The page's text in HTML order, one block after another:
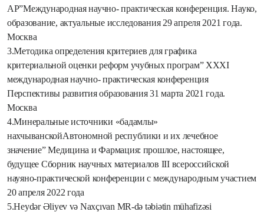
АР”Международная научно- практическая конференция. Науко,
образование, актуальные исследования 29 апреля 2021 года.
Москва
3.Методика определения критериев для графика
критериальной оценки реформ учубных програм” ХХХI
международная научно- практическая конференция
Перспективы развития образования31 марта 2021 года.
Москва
4.Минеральные источники «бадамлы»
нахчыванскойАвтономной республики и их лечебное
значение” Медицина и Фармация: прошлое, настоящее,
будущее Сборник научных материалов III всероссийской
науяно-практической конференции с международным участием
20 апреля 2022 года
5.Heydər Əliyev və Naxçıvan MR-də təbiətin mühafizəsi